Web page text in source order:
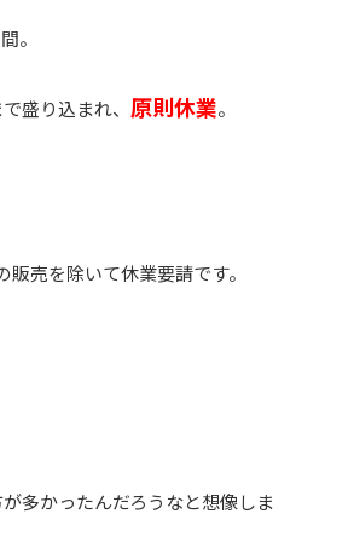
。
盛り込まれ、 原則休業。
売を除いて休業要請です。
多かったんだろうなと想像しま